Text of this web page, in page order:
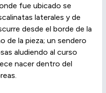
fue ubicado se
laterales y de
desde el borde de la
de la pieza; un sendero
aludiendo al curso
nacer dentro del